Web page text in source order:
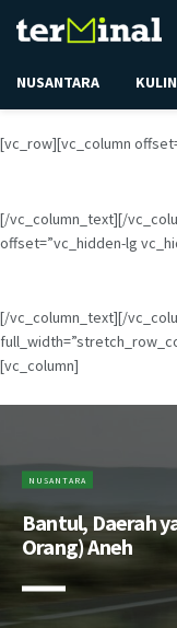
NUSANTARA
[vc_row][vc_column
[/vc_column_text][/
offset=”vc_hidden-lg
[/vc_column_text][/
[vc_column]
NUSANTARA
Bantul, Daerah
Orang) Aneh